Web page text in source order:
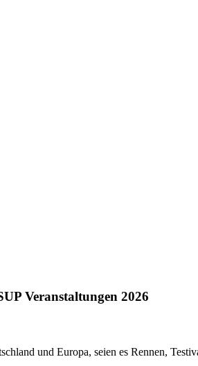
Veranstaltungen 2026
und Europa, seien es Rennen,